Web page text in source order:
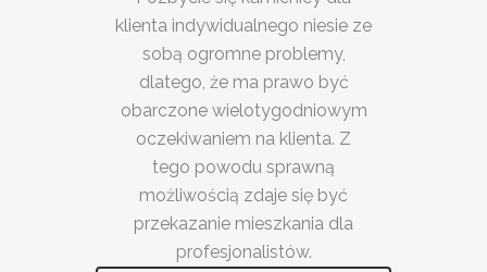
klienta indywidualnego niesie ze
sobą ogromne problemy,
dlatego, że ma prawo być
obarczone wielotygodniowym
oczekiwaniem na klienta. Z
tego powodu sprawną
możliwością zdaje się być
przekazanie mieszkania dla
profesjonalistów.